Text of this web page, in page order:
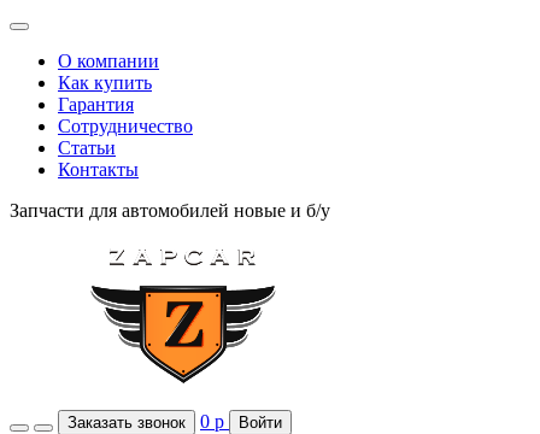
О компании
Как купить
Гарантия
Сотрудничество
Статьи
Контакты
Запчасти для автомобилей новые и б/у
Заказать звонок 0 р Войти